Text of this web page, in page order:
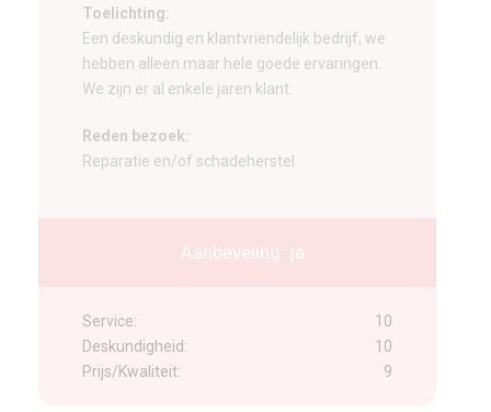
Toelichting:
Een deskundig en klantvriendelijk bedrijf, we
hebben alleen maar hele goede ervaringen.
We zijn er al enkele jaren klant.
Reden bezoek:
Reparatie en/of schadeherstel
Aanbeveling: ja
Service:
10
Deskundigheid:
10
Prijs/Kwaliteit:
9